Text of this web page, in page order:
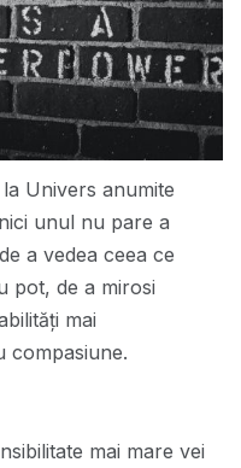
Univers anumite
unul nu pare a
a vedea ceea ce
pot, de a mirosi
mai
compasiune.
mai mare vei